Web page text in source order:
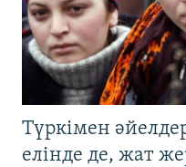
Түркімен
елінде де, жат